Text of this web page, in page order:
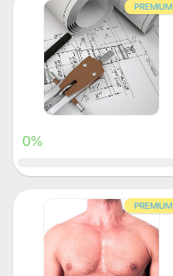
PREMIUM
0%
PREMIUM